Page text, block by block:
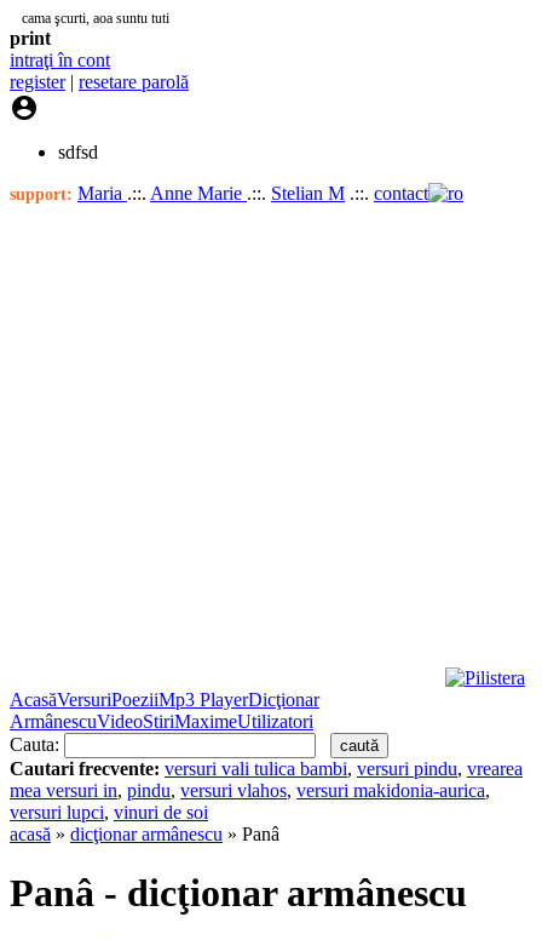
cama şcurti, aoa suntu tuti
print
intraţi în cont
register| resetare parolă

sdfsd
support: Maria .::. Anne Marie .::. Stelian M .::. contact
AcasăVersuriPoeziiMp3 PlayerDicţionar
ArmânescuVideoStiriMaximeUtilizatori
Cauta:
Cautari frecvente: versuri vali tulica bambi, versuri pindu, vrearea
mea versuri in, pindu, versuri vlahos, versuri makidonia-aurica,
versuri lupci, vinuri de soi
acasă » dicţionar armânescu » Panâ
Panâ - dicţionar armânescu